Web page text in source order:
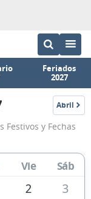
Feriados
2027
Abril
1917
Festivos y Fechas
Vie Sáb
2
3